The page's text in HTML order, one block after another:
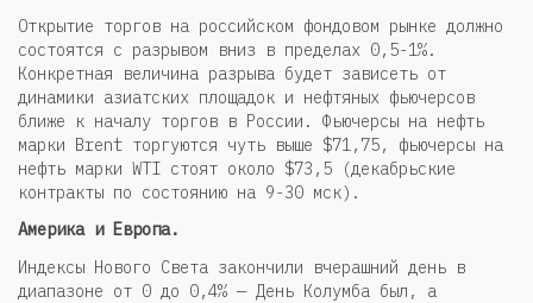
Открытие торгов на российском фондовом рынке должно
состоятся с разрывом вниз в пределах 0,5-1%.
Конкретная величина разрыва будет зависеть от
динамики азиатских площадок и нефтяных фьючерсов
ближе к началу торгов в России. Фьючерсы на нефть
марки Brent торгуются чуть выше $71,75, фьючерсы на
нефть марки WTI стоят около $73,5 (декабрьские
контракты по состоянию на 9-30 мск).
Америка и Европа.
Индексы Нового Света закончили вчерашний день в
диапазоне от 0 до 0,4% — День Колумба был, а